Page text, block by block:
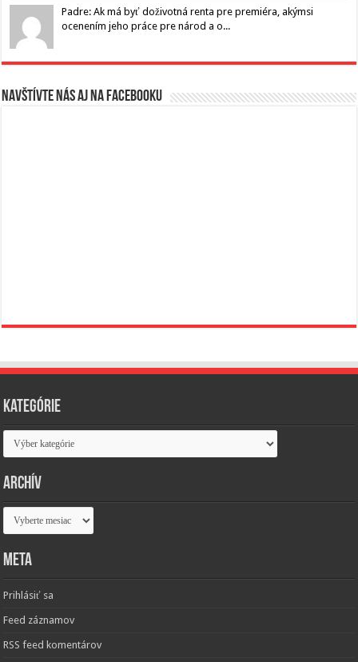
Padre: Ak má byť doživotná renta pre premiéra, akýmsi
ocenením jeho práce pre národ a o...
Navštívte nás aj na Facebooku
Kategórie
Kategórie
Archív
Archív
Meta
Prihlásiť sa
Feed záznamov
RSS feed komentárov